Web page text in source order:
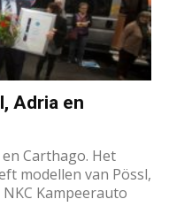
Adria en
Carthago. Het
modellen van Pössl,
Kampeerauto